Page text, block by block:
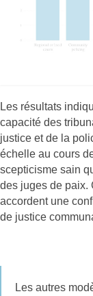
Les résultats
capacité des
justice et de la
échelle au cours
scepticisme sain
des juges de paix.
accordent une
de justice
Les autres